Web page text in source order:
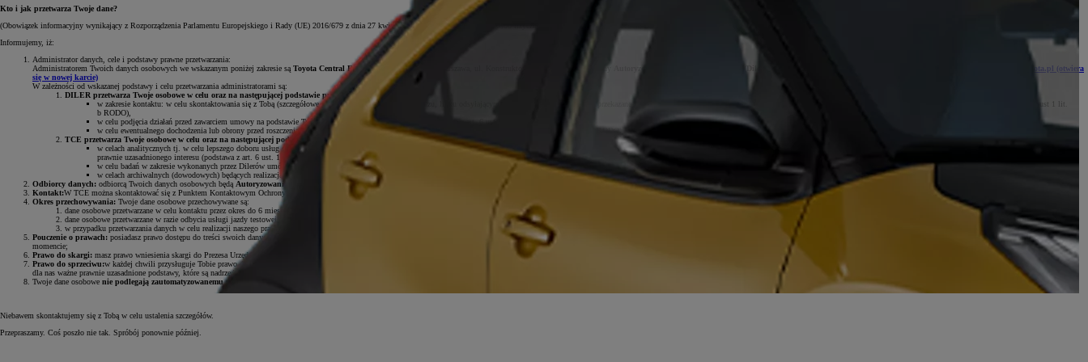
Kto i jak przetwarza Twoje dane?
(Obowiązek informacyjny wynikający z Rozporządzenia Parlamentu Europejskiego i Rady (UE) 2016/679 z dnia 27 kwietnia 2016 r. w sprawie ochrony osób fizycznych w związku z przetwarzaniem danych osobowych i w sprawie swobodnego przepływu takich danych oraz uchylenia dyrektywy 95/46/WE (RODO))
Informujemy, iż:
Administrator danych, cele i podstawy prawne przetwarzania:
Administratorem Twoich danych osobowych we wskazanym poniżej zakresie są Toyota Central Europe Sp. z o.o., 02-673 Warszawa, ul. Konstruktorska 5 ( ) oraz wybrany www.toyota.pl (otwiera
się w nowej karcie)
W zależności od wskazanej podstawy i celu przetwarzania administratorami są:
DILER przetwarza Twoje osobowe w celu oraz na następującej podstawie prawnej:
w zakresie kontaktu: w celu skontaktowania się z Tobą (szczegółowe dane Dilera widnieją na formularzu, linku odsyłającym do strony albo zostaną Tobie przekazane po skontaktowaniu się) na podstawie Twojego zainteresowania ofertą na stronie internetowej TCE i Dilera (podstawa z art. 6 ust 1 lit.
b RODO),
w celu podjęcia działań przed zawarciem umowy na podstawie Twojego zainteresowania ofertą Dilera (podstawa z art. 6 ust 1 lit. b RODO)
w celu ewentualnego dochodzenia lub obrony przed roszczeniami będącym realizacją prawnie uzasadnionego interesu Dilera (podstawa z art. 6 ust. 1 lit. f RODO) (np. zapłata mandatu);
TCE przetwarza Twoje osobowe w celu oraz na następującej podstawie prawnej:
w celach analitycznych tj. w celu lepszego doboru usług do potrzeb klientów Toyota i Lexus, ogólnej optymalizacji produktów Toyota i Lexus, optymalizacji procesów obsługi, budowania wiedzy o klientach Toyota i Lexus, analizy finansowej TCE oraz sieci dilerskiej, będących realizacją naszego
prawnie uzasadnionego interesu (podstawa z art. 6 ust. 1 lit. f RODO);
w celu badań w zakresie wykonanych przez Dilerów umów i usług w tym posprzedażnych, które odbywają się w związku z działaniem sieci dilerskiej) (podstawa z art. 6 ust. 1 lit. f RODO);
w celach archiwalnych (dowodowych) będących realizacją naszego prawnie uzasadnionego interesu zabezpieczenia informacji na wypadek prawnej potrzeby wykazania faktów (art. 6 ust. 1 lit. f RODO);
Odbiorcy danych: odbiorcą Twoich danych osobowych będą Autoryzowani Dilerzy Toyoty i Lexusa w Polsce (Dilerzy)
, firmy współpracujące w zakresie usług IT, usług marketingowych, badań rynku, call center, firmy wspierające organizację i realizację wydarzeń, spółki z grupy TOYOTA;
Kontakt:W TCE można skontaktować się z Punktem Kontaktowym Ochrony Danych pod adresem e-mail:
Okres przechowywania: Twoje dane osobowe przechowywane są:
dane osobowe przetwarzane w celu kontaktu przez okres do 6 miesięcy;
dane osobowe przetwarzane w razie odbycia usługi jazdy testowej będziemy przechowywać przez czas w jakim mogą ujawnić się roszczenia związane z usługą np. mandatem;
w przypadku przetwarzania danych w celu realizacji naszego prawnie uzasadnionego interesu - przez okres do czasu złożenia przez Ciebie sprzeciwu, z zastrzeżeniem konieczności przetwarzania danych do końca okresu niezbędnego do ustalenia, dochodzenia lub obrony roszczeń.
Pouczenie o prawach: posiadasz prawo dostępu do treści swoich danych oraz prawo ich sprostowania, usunięcia, ograniczenia przetwarzania, prawo do przenoszenia danych, prawo wniesienia sprzeciwu wobec przetwarzania danych, prawo wniesienia sprzeciwu wobec profilowania, prawo do cofnięcia zgody w dowolnym
momencie;
Prawo do skargi: masz prawo wniesienia skargi do Prezesa Urzędu Ochrony Danych Osobowych, gdy uznasz, iż przetwarzanie Twoich danych osobowych narusza przepisy RODO;
Prawo do sprzeciwu:w każdej chwili przysługuje Tobie prawo do wniesienia sprzeciwu wobec przetwarzania Twoich danych na podstawie prawnie uzasadnionego interesu, opisanego powyżej. Przestaniemy przetwarzać Twoje dane w tych celach, chyba że będziemy w stanie wykazać, że w stosunku do tych danych istnieją
dla nas ważne prawnie uzasadnione podstawy, które są nadrzędne wobec Twoich interesów, praw i wolności, lub dane będą nam niezbędne do ewentualnego ustalenia, dochodzenia lub obrony roszczeń;
Twoje dane osobowe nie podlegają zautomatyzowanemu podejmowaniu decyzji, w tym profilowaniu
Niebawem skontaktujemy się z Tobą w celu ustalenia szczegółów.
Przepraszamy. Coś poszło nie tak. Spróbój ponownie później.